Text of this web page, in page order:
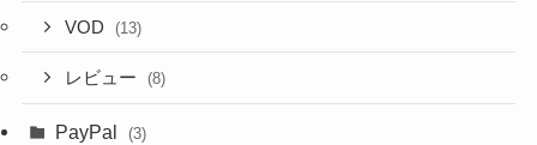
VOD (13)
レビュー (8)
PayPal (3)